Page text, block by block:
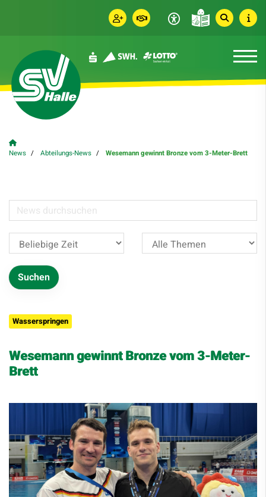
News Abteilungs-News Wesemann gewinnt Bronze vom 3-Meter-Brett
Wasserspringen
Wesemann gewinnt Bronze vom 3-Meter-
Brett